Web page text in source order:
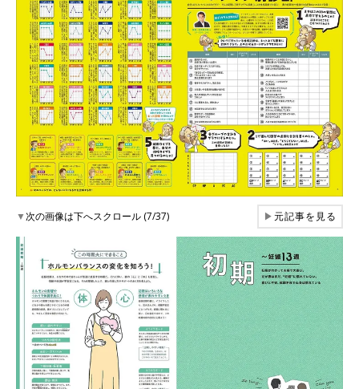
▼次の画像は下へスクロール (7/37) ▶元記事を見る